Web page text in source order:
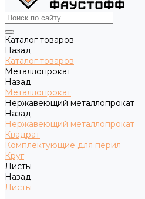
Каталог товаров
Назад
Каталог товаров
Металлопрокат
Назад
Металлопрокат
Нержавеющий металлопрокат
Назад
Нержавеющий металлопрокат
Квадрат
Комплектующие для перил
Круг
Листы
Назад
Листы